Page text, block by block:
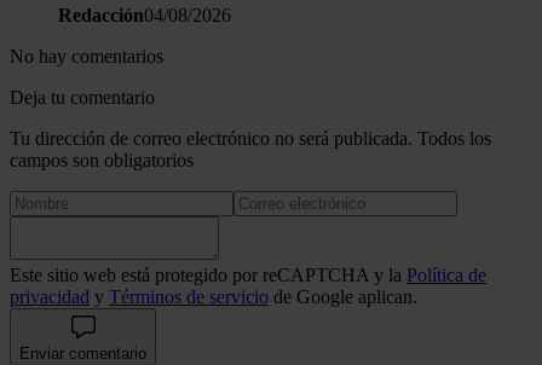
Redacción04/08/2026
No hay comentarios
Deja tu comentario
Tu dirección de correo electrónico no será publicada. Todos los
campos son obligatorios
Este sitio web está protegido por reCAPTCHA y la Política de
privacidad y Términos de servicio de Google aplican.
Enviar comentario